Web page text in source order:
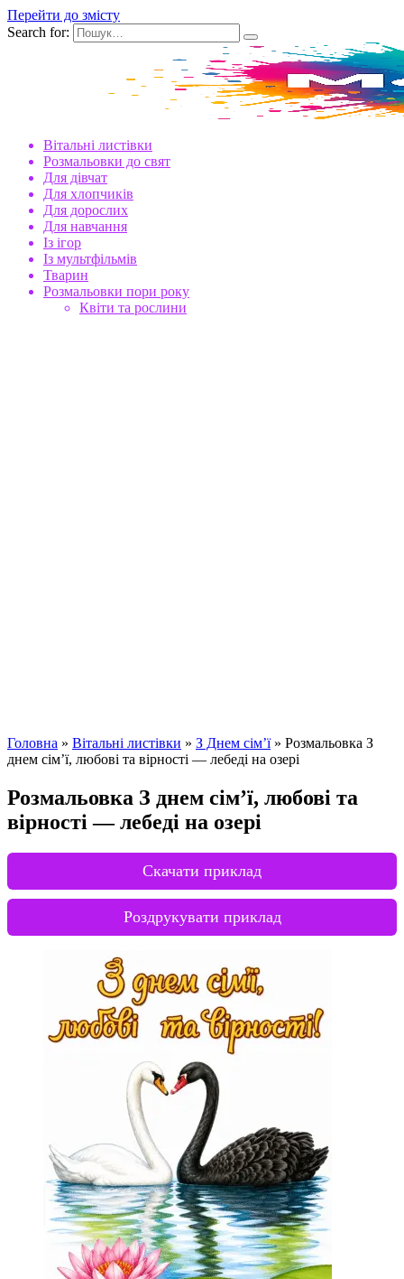
Перейти до змісту
Search for:
Вітальні листівки
Розмальовки до свят
Для дівчат
Для хлопчиків
Для дорослих
Для навчання
Із ігор
Із мультфільмів
Тварин
Розмальовки пори року
Квіти та рослини
Головна » Вітальні листівки » З Днем сім’ї» Розмальовка З
днем сім’ї, любові та вірності — лебеді на озері
Розмальовка З днем сім’ї, любові та
вірності — лебеді на озері
Скачати приклад
Роздрукувати приклад